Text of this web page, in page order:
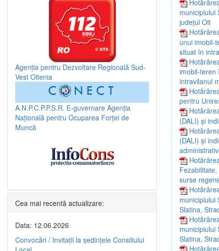
municipiului
județul Olt
unui imobil-
situat în
imobil-teren
intravilanul
pentru
(DALI) și
(DALI) și
surse
municipiului
Slatina,
municipiului
Slatina,
Agenția pentru Dezvoltare Regională Sud-
Vest Oltenia
A.N.P.C.P.P.S.R. E-guvernare Agenția
Națională pentru Ocuparea Forței de
Muncă
Cea mai recentă actualizare:
Data: 12.06.2026
Convocări / Invitaţii la şedinţele Consiliului